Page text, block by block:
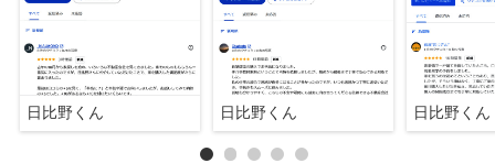
日比野くん 日比野くん 日比野くん